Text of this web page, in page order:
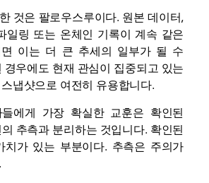
것은 팔로우스루이다. 원본 데이터,
일링 또는 온체인 기록이 계속 같은
면 이는 더 큰 추세의 일부가 될 수
경우에도 현재 관심이 집중되고 있는
냅샷으로 여전히 유용합니다.
들에게 가장 확실한 교훈은 확인된
추측과 분리하는 것입니다. 확인된
치가 있는 부분이다. 추측은 주의가